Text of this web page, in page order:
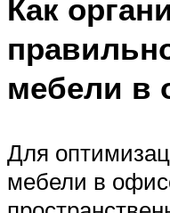
Как
мебели в
Для
мебели в